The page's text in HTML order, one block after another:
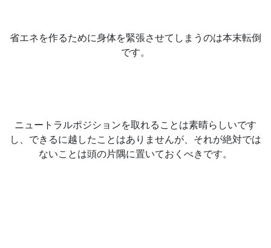
省エネを作るために身体を緊張させてしまうのは本末転倒
です。
ニュートラルポジションを取れることは素晴らしいです
し、できるに越したことはありませんが、それが絶対では
ないことは頭の片隅に置いておくべきです。